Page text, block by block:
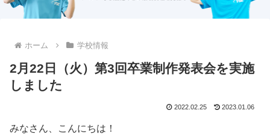
ホーム 学校情報
2月22日（火）第3回卒業制作発表会を実施
しました
2022.02.25 2023.01.06
みなさん、こんにちは！